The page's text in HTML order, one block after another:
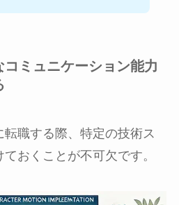
ミュニケーション能力
職する際、特定の技術ス
おくことが不可欠です。